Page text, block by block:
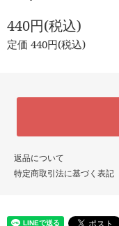
440円(税込)
定価 440円(税込)
返品について
特定商取引法に基づく表記